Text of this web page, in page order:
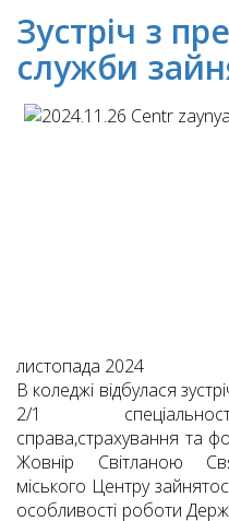
Зустріч з
служби
листопада 2024
В коледжі відбулася
2/1
справа,страхування та
Жовнір Світланою
міського Центру
особливості роботи